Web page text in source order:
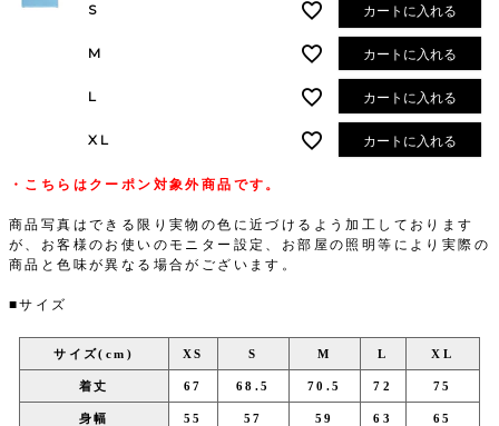
S カートに入れる
M カートに入れる
L カートに入れる
XL カートに入れる
・こちらはクーポン対象外商品です。
商品写真はできる限り実物の色に近づけるよう加工しております
が、お客様のお使いのモニター設定、お部屋の照明等により実際の
商品と色味が異なる場合がございます。
■サイズ
サイズ(cm) XS S M L XL
着丈 67 68.5 70.5 72 75
身幅 55 57 59 63 65